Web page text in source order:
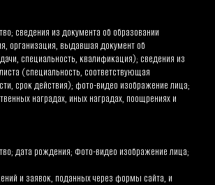
сведения из документа об образовании
организация, выдавшая документ об
специальность, квалификация); сведения из
(специальность, соответствующая
срок действия); фото-видео изображение лица;
наградах, иных наградах, поощрениях и
дата рождения; Фото-видео изображение лица;
и заявок, поданных через формы сайта, и